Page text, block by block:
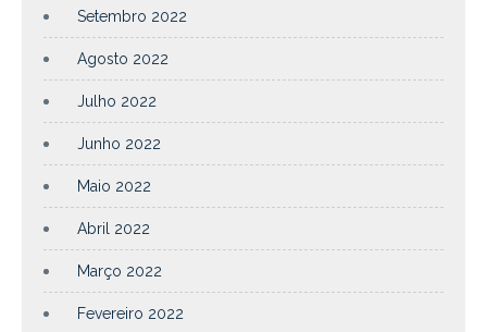
Setembro 2022
Agosto 2022
Julho 2022
Junho 2022
Maio 2022
Abril 2022
Março 2022
Fevereiro 2022